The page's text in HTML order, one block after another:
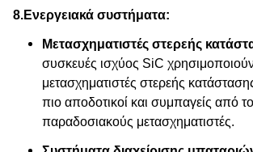
8.Ενεργειακά συστήματα:
Μετασχηματιστές στερεής
συσκευές ισχύος SiC
μετασχηματιστές στερεής
πιο αποδοτικοί και συμπαγείς από
παραδοσιακούς μετασχηματιστές.